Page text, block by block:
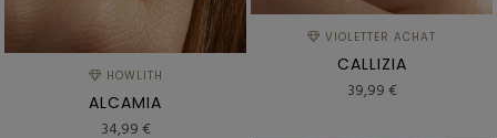
HOWLITH
ALCAMIA
34,99 €
VIOLETTER ACHAT
CALLIZIA
39,99 €